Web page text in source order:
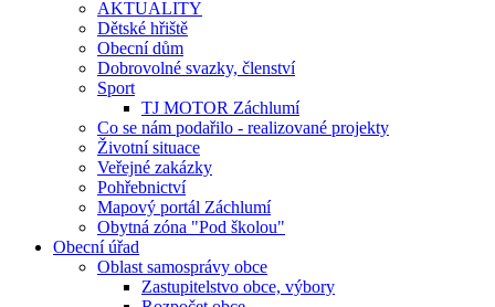
AKTUALITY
Dětské hřiště
Obecní dům
Dobrovolné svazky, členství
Sport
TJ MOTOR Záchlumí
Co se nám podařilo - realizované projekty
Životní situace
Veřejné zakázky
Pohřebnictví
Mapový portál Záchlumí
Obytná zóna "Pod školou"
Obecní úřad
Oblast samosprávy obce
Zastupitelstvo obce, výbory